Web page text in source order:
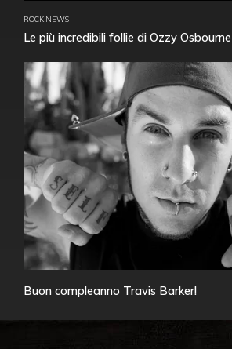
ROCK NEWS
Le più incredibili follie di Ozzy Osbourne
Buon compleanno Travis Barker!